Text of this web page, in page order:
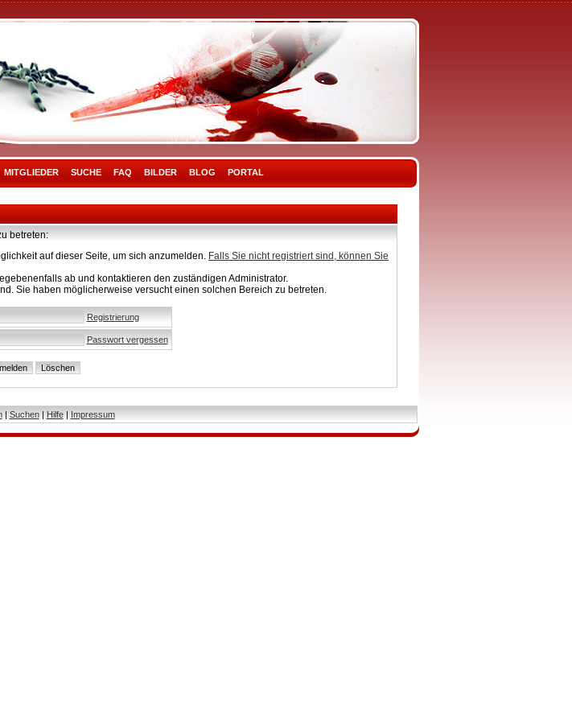
MITGLIEDER SUCHE FAQ BILDER BLOG PORTAL
betreten:
auf dieser Seite, um sich anzumelden. Falls Sie nicht registriert sind, können Sie
ab und kontaktieren den zuständigen Administrator.
Sie haben möglicherweise versucht einen solchen Bereich zu betreten.
Registrierung
Passwort vergessen
| Suchen| Hilfe| Impressum